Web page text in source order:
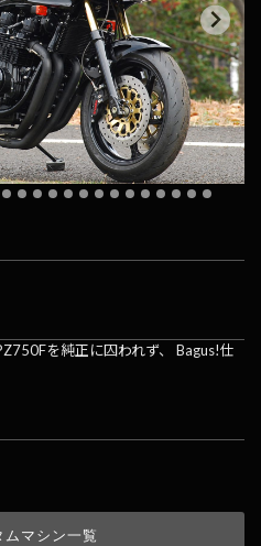
を純正に囚われず、 Bagus!仕
ムマシン一覧